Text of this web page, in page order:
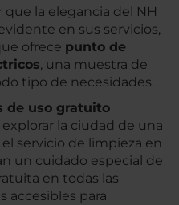
la elegancia del NH
en sus servicios,
ofrece punto de
, una muestra de
tipo de necesidades.
de uso gratuito
la ciudad de una
servicio de limpieza en
un cuidado especial de
en todas las
accesibles para